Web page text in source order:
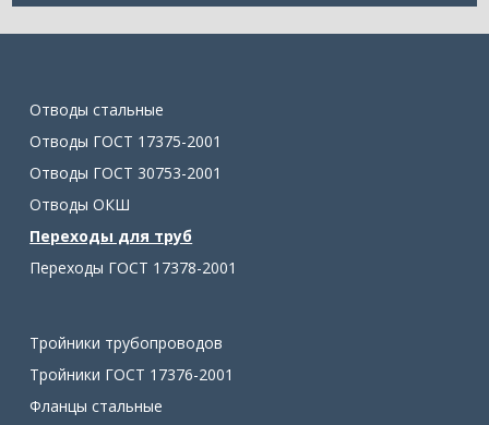
Отводы стальные
Отводы ГОСТ 17375-2001
Отводы ГОСТ 30753-2001
Отводы ОКШ
Переходы для труб
Переходы ГОСТ 17378-2001
Тройники трубопроводов
Тройники ГОСТ 17376-2001
Фланцы стальные